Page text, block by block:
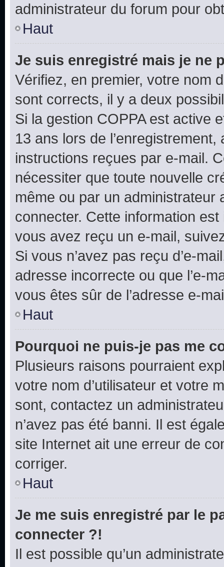
administrateur du forum pour
Haut
Je suis enregistré mais je ne
Vérifiez, en premier, votre nom
sont corrects, il y a deux
Si la gestion COPPA est active
13 ans lors de
instructions reçues par e-mail.
nécessiter que toute nouvelle
même ou par un
connecter. Cette information
vous avez reçu un e-mail,
Si vous n’avez pas reçu d’e-
adresse incorrecte ou que l’e-
vous êtes sûr de l’adresse e-
Haut
Pourquoi ne puis-je pas me
Plusieurs raisons pourraient
votre nom d’utilisateur et votre
sont, contactez un
n’avez pas été banni. Il est
site Internet ait une erreur de
corriger.
Haut
Je me suis enregistré par le
connecter ?!
Il est possible qu’un